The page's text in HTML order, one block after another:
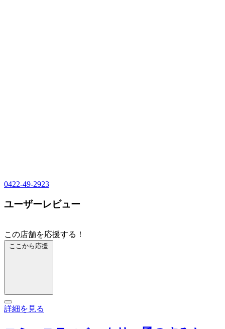
0422-49-2923
ユーザーレビュー
この店舗を応援する！
ここから応援
詳細を見る